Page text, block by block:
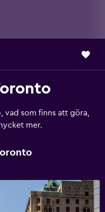
vad som finns att göra,
mer.